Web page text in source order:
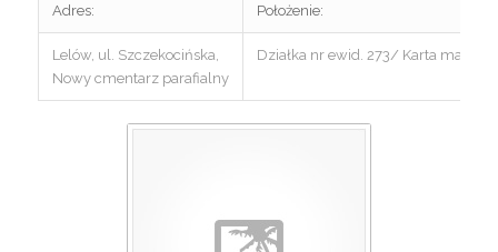
Adres: Położenie:
Lelów, ul. Szczekocińska,
Nowy cmentarz parafialny
Działka nr ewid. 273/ Karta mapy